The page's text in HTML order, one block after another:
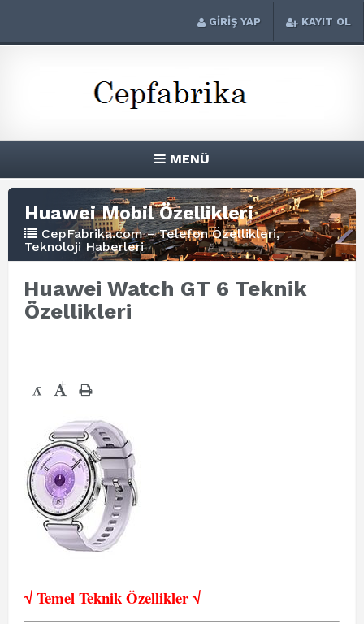
GİRİŞ YAP KAYIT OL
MENÜ
Huawei Mobil Özellikleri
CepFabrika.com – Telefon Özellikleri,
Teknoloji Haberleri
Huawei Watch GT 6 Teknik
Özellikleri
- +
√ Temel Teknik Özellikler √